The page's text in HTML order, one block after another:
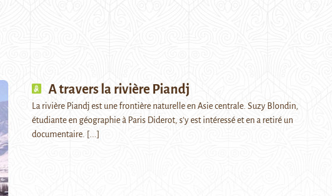
A travers la rivière Piandj
La rivière Piandj est une frontière naturelle en Asie centrale. Suzy Blondin,
étudiante en géographie à Paris Diderot, s'y est intéressé et en a retiré un
documentaire. [...]